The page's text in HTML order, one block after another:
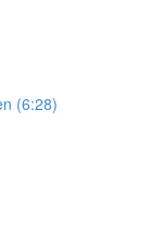
(6:28)